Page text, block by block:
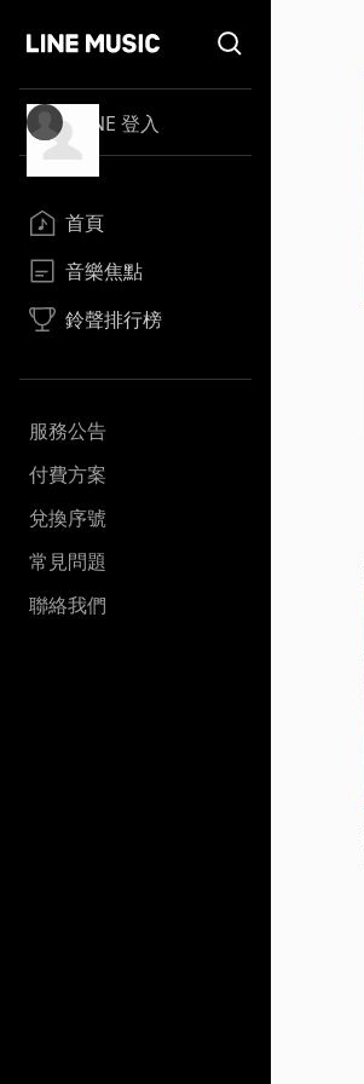
LINE 登入
首頁
音樂焦點
鈴聲排行榜
服務公告
付費方案
兌換序號
常見問題
聯絡我們